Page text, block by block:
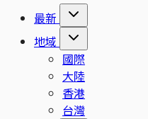
最新
地域
國際
大陸
香港
台灣